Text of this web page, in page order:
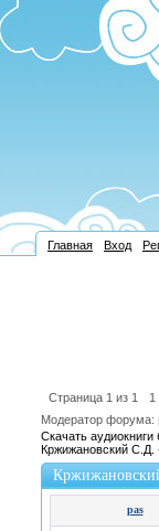
Главная Вход
Страница 1 из 1
1
Модератор форума:
Скачать
Кржижановский С.Д.
pas